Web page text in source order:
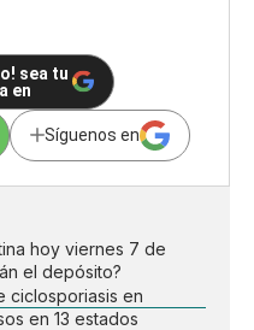
sea tu
en
Síguenos en
hoy viernes 7 de
el depósito?
ciclosporiasis en
en 13 estados